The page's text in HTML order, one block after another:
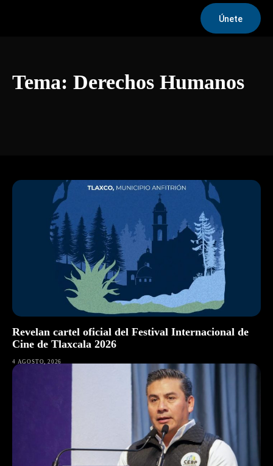
Únete
Tema: Derechos Humanos
Revelan cartel oficial del Festival Internacional de
Cine de Tlaxcala 2026
4 AGOSTO, 2026